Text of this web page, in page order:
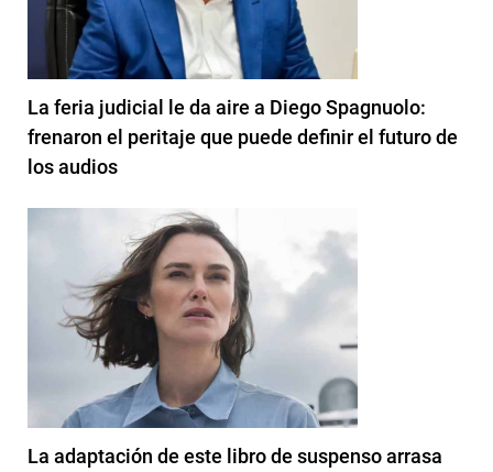
La feria judicial le da aire a Diego Spagnuolo:
frenaron el peritaje que puede definir el futuro de
los audios
La adaptación de este libro de suspenso arrasa